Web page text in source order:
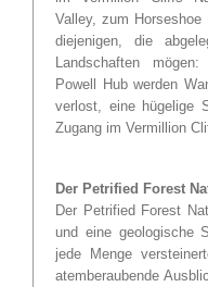
Valley, zum
diejenigen, die
Landschaften
Powell Hub werden
verlost, eine hügelige
Zugang im Vermillion
Der Petrified Forest
Der Petrified Forest
und eine geologische
jede Menge
atemberaubende